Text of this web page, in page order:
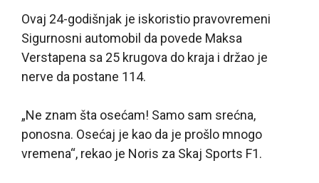
Ovaj 24-godišnjak je iskoristio pravovremeni
Sigurnosni automobil da povede Maksa
Verstapena sa 25 krugova do kraja i držao je
nerve da postane 114.
„Ne znam šta osećam! Samo sam srećna,
ponosna. Osećaj je kao da je prošlo mnogo
vremena“, rekao je Noris za Skaj Sports F1.